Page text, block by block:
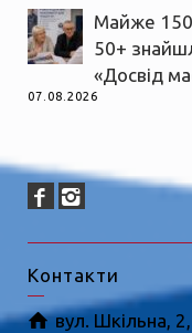
Майже 150
50+
«Досвід
07.08.2026
Контакти
вул. Шкільна,